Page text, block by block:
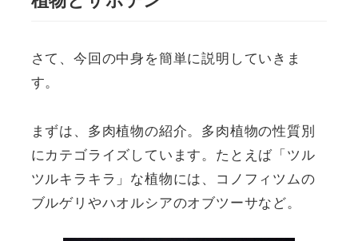
さて、今回の中身を簡単に説明していきま
す。
まずは、多肉植物の紹介。多肉植物の性質別
にカテゴライズしています。たとえば「ツル
ツルキラキラ」な植物には、コノフィツムの
ブルゲリやハオルシアのオブツーサなど。